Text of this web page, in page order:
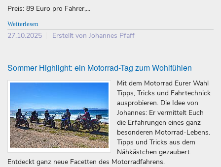
Preis: 89 Euro pro Fahrer,...
Weiterlesen
27.10.2025 Erstellt von Johannes Pfaff
Sommer Highlight: ein Motorrad-Tag zum Wohlfühlen
Mit dem Motorrad Eurer Wahl
Tipps, Tricks und Fahrtechnick
ausprobieren. Die Idee von
Johannes: Er vermittelt Euch
die Erfahrungen eines ganz
besonderen Motorrad-Lebens.
Tipps und Tricks aus dem
Nähkästchen gezaubert.
Entdeckt ganz neue Facetten des Motorradfahrens.